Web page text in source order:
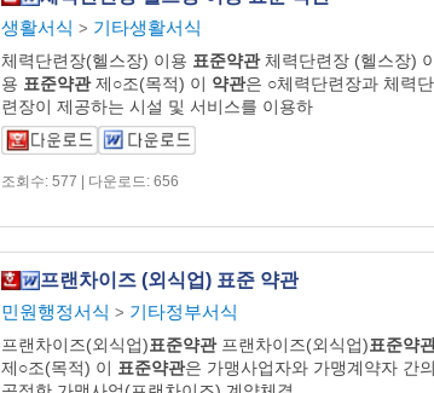
생활서식 > 기타생활서식
체력단련장(헬스장) 이용 표준약관체력단련장 (헬스장)
용 표준약관제○조(목적) 이 약관은 ○체력단련장과 체력단
련장이 제공하는 시설 및 서비스를 이용하
조회수: 577 | 다운로드: 656
프랜차이즈 (외식업) 표준 약관
민원행정서식 > 기타정부서식
프랜차이즈(외식업)표준약관프랜차이즈(외식업)표준약
제○조(목적) 이 표준약관은 가맹사업자와 가맹계약자 간의